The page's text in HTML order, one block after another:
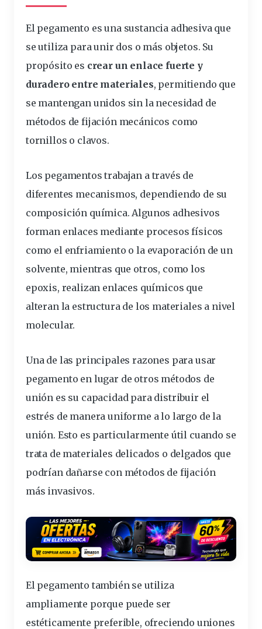
El pegamento es una sustancia adhesiva que
se utiliza para unir dos o más objetos. Su
propósito es crear un enlace fuerte y
duradero entre materiales, permitiendo que
se mantengan unidos sin la necesidad de
métodos de fijación mecánicos como
tornillos o clavos.
Los pegamentos trabajan a través de
diferentes mecanismos, dependiendo de su
composición química. Algunos adhesivos
forman enlaces mediante procesos físicos
como el enfriamiento o la evaporación de un
solvente, mientras que otros, como los
epoxis, realizan enlaces químicos que
alteran la estructura de los materiales a nivel
molecular.
Una de las principales razones para usar
pegamento en lugar de otros métodos de
unión es su capacidad para distribuir el
estrés de manera uniforme a lo largo de la
unión. Esto es particularmente útil cuando se
trata de materiales delicados o delgados que
podrían dañarse con métodos de fijación
más invasivos.
El pegamento también se utiliza
ampliamente porque puede ser
estéticamente preferible, ofreciendo uniones